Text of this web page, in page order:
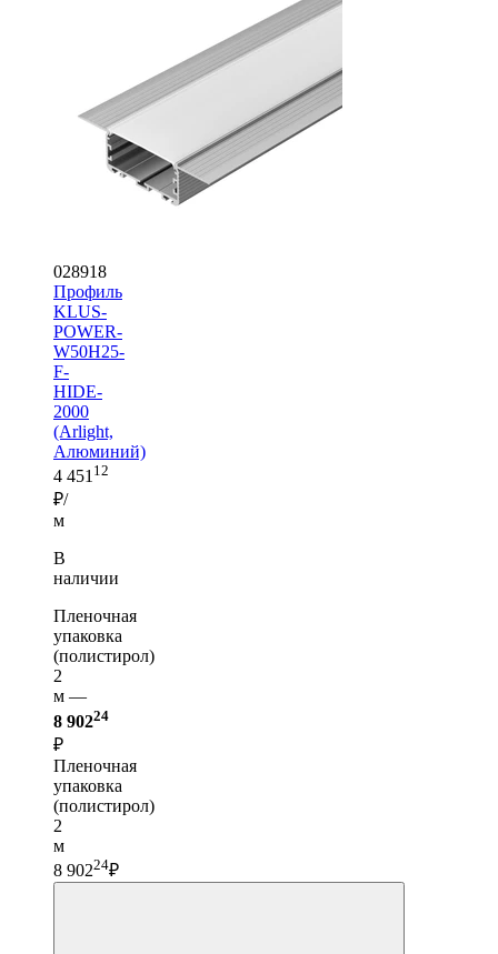
028918
Профиль
KLUS-
POWER-
W50H25-
F-
HIDE-
2000
(Arlight,
Алюминий)
4 451 12
₽/
м
В
наличии
Пленочная
упаковка
(полистирол)
2
м —
8 90224
₽
Пленочная
упаковка
(полистирол)
2
м
8 90224₽